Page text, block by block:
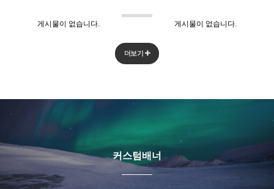
게시물이 없습니다. 게시물이 없습니다.
더보기
커스텀배너